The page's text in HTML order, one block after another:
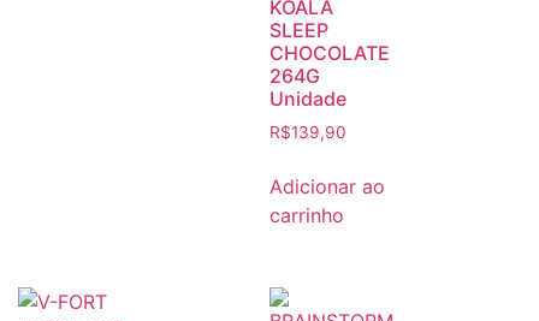
KOALA
SLEEP
CHOCOLATE
264G
Unidade
R$139,90
Adicionar ao
carrinho